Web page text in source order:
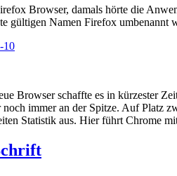
Browser, damals hörte die
gültigen Namen Firefox umbenannt
Browser schaffte es in kürzester
immer an der Spitze. Auf Platz
Statistik aus. Hier führt Chrome